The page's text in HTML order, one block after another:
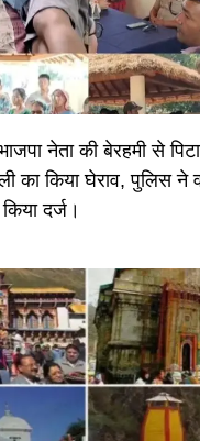
नेता की बेरहमी से
का किया घेराव, पुलिस
दर्ज।